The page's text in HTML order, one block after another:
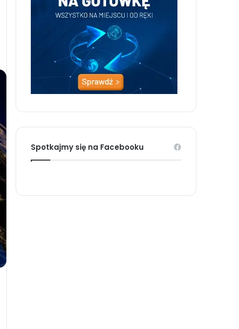
Spotkajmy się na Facebooku